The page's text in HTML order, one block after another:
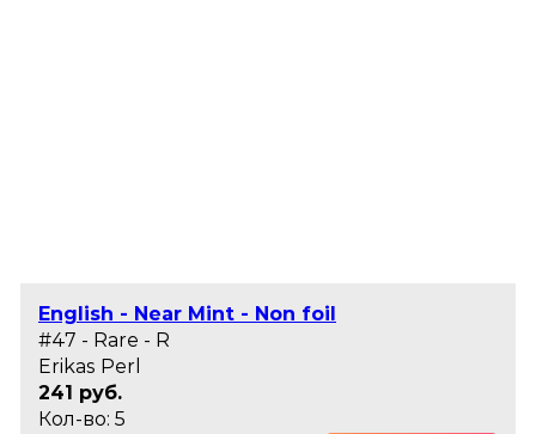
English - Near Mint - Non foil
#47 - Rare - R
Erikas Perl
241 руб.
Кол-во: 5